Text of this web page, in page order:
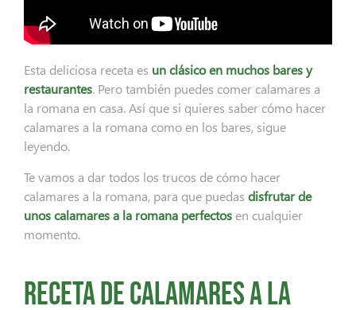
Esta deliciosa receta es un clásico en muchos bares y
restaurantes. Pero también puedes comer calamares a
la romana en casa. Así que si quieres saber cómo hacer
calamares a la romana como en los bares, sigue
leyendo.
Te vamos a dar todos los trucos de cómo hacer
calamares a la romana, para que puedas disfrutar de
unoscalamares a la romana perfectos en cualquier
momento.
Receta de calamares a la